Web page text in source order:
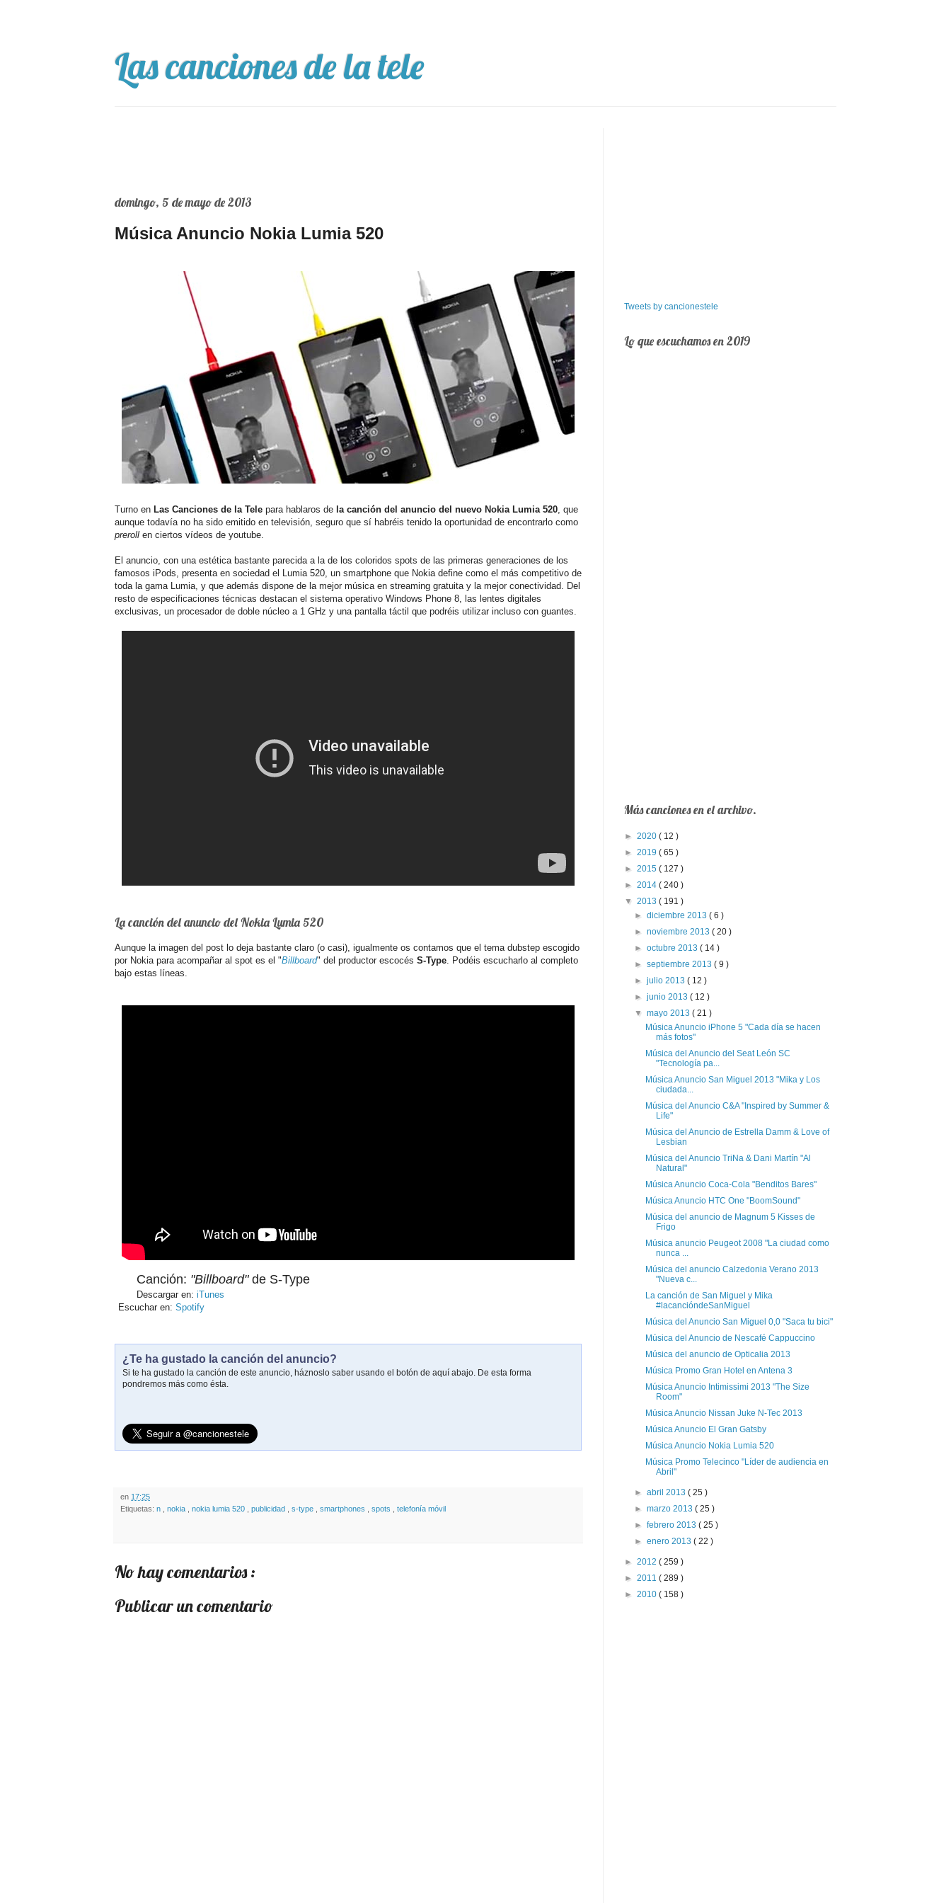
Las canciones de la tele
domingo, 5 de mayo de 2013
Música Anuncio Nokia Lumia 520
Turno en Las Canciones de la Tele para hablaros de la canción del anuncio del nuevo Nokia Lumia 520, que
aunque todavía no ha sido emitido en televisión, seguro que sí habréis tenido la oportunidad de encontrarlo como
preroll en ciertos vídeos de youtube.
El anuncio, con una estética bastante parecida a la de los coloridos spots de las primeras generaciones de los
famosos iPods, presenta en sociedad el Lumia 520, un smartphone que Nokia define como el más competitivo de
toda la gama Lumia, y que además dispone de la mejor música en streaming gratuita y la mejor conectividad. Del
resto de especificaciones técnicas destacan el sistema operativo Windows Phone 8, las lentes digitales
exclusivas, un procesador de doble núcleo a 1 GHz y una pantalla táctil que podréis utilizar incluso con guantes.
La canción del anuncio del Nokia Lumia 520
Aunque la imagen del post lo deja bastante claro (o casi), igualmente os contamos que el tema dubstep escogido
por Nokia para acompañar al spot es el "Billboard" del productor escocés S-Type. Podéis escucharlo al completo
bajo estas líneas.
Canción: "Billboard"de S-Type
Descargar en: iTunes
Escuchar en: Spotify
¿Te ha gustado la canción del anuncio?
Si te ha gustado la canción de este anuncio, háznoslo saber usando el botón de aquí abajo. De esta forma
pondremos más como ésta.
en 17:25
Etiquetas: n nokia nokia lumia 520 publicidad s-type smartphones spots telefonía móvil
No hay comentarios :
Publicar un comentario
Tweets by cancionestele
Lo que escuchamos en 2019
Más canciones en el archivo.
► 2020 ( 12 )
► 2019 ( 65 )
► 2015 ( 127 )
► 2014 ( 240 )
▼ 2013 ( 191 )
►diciembre 2013( 6 )
►noviembre 2013( 20 )
►octubre 2013( 14 )
►septiembre 2013( 9 )
►julio 2013( 12 )
►junio 2013( 12 )
▼mayo 2013( 21 )
Música Anuncio iPhone 5 "Cada día se hacen
más fotos"
Música del Anuncio del Seat León SC
"Tecnología pa...
Música Anuncio San Miguel 2013 "Mika y Los
ciudada...
Música del Anuncio C&A "Inspired by Summer &
Life"
Música del Anuncio de Estrella Damm & Love of
Lesbian
Música del Anuncio TriNa & Dani Martín "Al
Natural"
Música Anuncio Coca-Cola "Benditos Bares"
Música Anuncio HTC One "BoomSound"
Música del anuncio de Magnum 5 Kisses de
Frigo
Música anuncio Peugeot 2008 "La ciudad como
nunca ...
Música del anuncio Calzedonia Verano 2013
"Nueva c...
La canción de San Miguel y Mika
#lacancióndeSanMiguel
Música del Anuncio San Miguel 0,0 "Saca tu bici"
Música del Anuncio de Nescafé Cappuccino
Música del anuncio de Opticalia 2013
Música Promo Gran Hotel en Antena 3
Música Anuncio Intimissimi 2013 "The Size
Room"
Música Anuncio Nissan Juke N-Tec 2013
Música Anuncio El Gran Gatsby
Música Anuncio Nokia Lumia 520
Música Promo Telecinco "Líder de audiencia en
Abril"
►abril 2013( 25 )
►marzo 2013( 25 )
►febrero 2013( 25 )
►enero 2013( 22 )
► 2012 ( 259 )
► 2011 ( 289 )
► 2010 ( 158 )